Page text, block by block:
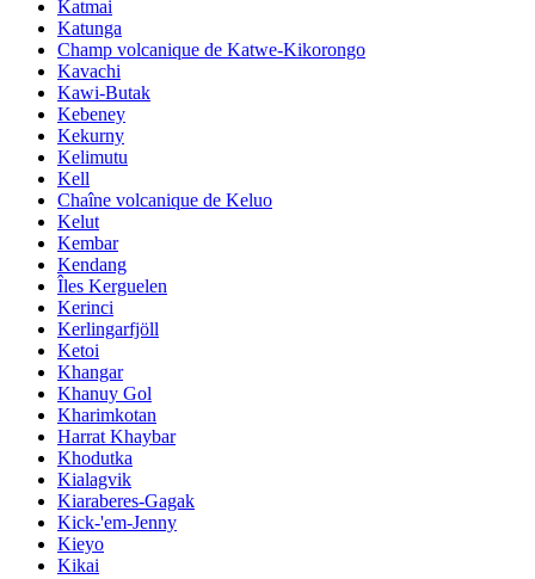
Katmai
Katunga
Champ volcanique de Katwe-Kikorongo
Kavachi
Kawi-Butak
Kebeney
Kekurny
Kelimutu
Kell
Chaîne volcanique de Keluo
Kelut
Kembar
Kendang
Îles Kerguelen
Kerinci
Kerlingarfjöll
Ketoi
Khangar
Khanuy Gol
Kharimkotan
Harrat Khaybar
Khodutka
Kialagvik
Kiaraberes-Gagak
Kick-'em-Jenny
Kieyo
Kikai